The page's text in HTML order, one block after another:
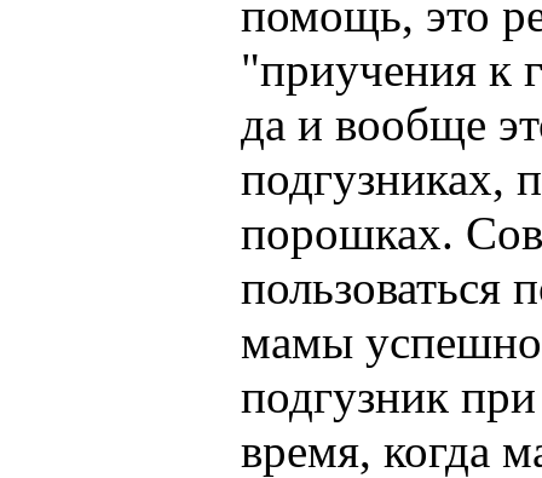
помощь, это
"приучения к
да и вообще
подгузниках,
порошках.
пользоваться
мамы
подгузник
время, когда